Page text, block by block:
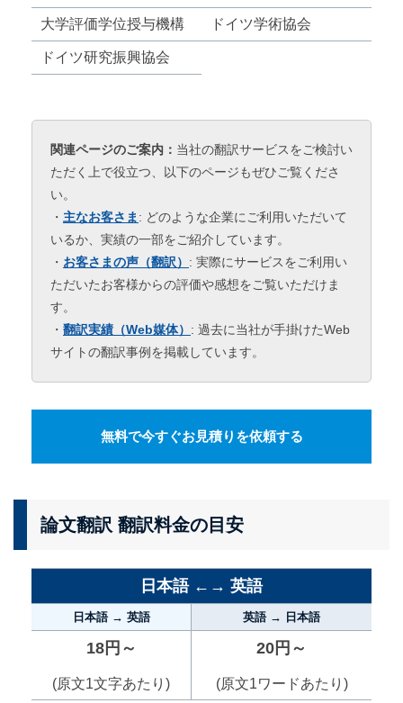
大学評価学位授与機構 ドイツ学術協会
ドイツ研究振興協会
関連ページのご案内： 当社の翻訳サービスをご検討い
ただく上で役立つ、以下のページもぜひご覧くださ
い。
・ 主なお客さま : どのような企業にご利用いただいて
いるか、実績の一部をご紹介しています。
・ お客さまの声（翻訳） : 実際にサービスをご利用い
ただいたお客様からの評価や感想をご覧いただけま
す。
・ 翻訳実績（Web媒体） : 過去に当社が手掛けたWeb
サイトの翻訳事例を掲載しています。
無料で今すぐお見積りを依頼する
論文翻訳 翻訳料金の目安
日本語 ←→ 英語
日本語 → 英語 英語 → 日本語
18円～
(原文1文字あたり)
20円～
(原文1ワードあたり)